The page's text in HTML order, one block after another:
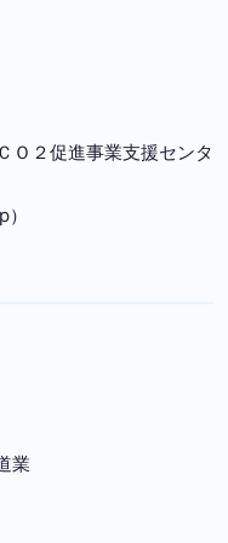
Ｏ２促進事業支援センタ
業